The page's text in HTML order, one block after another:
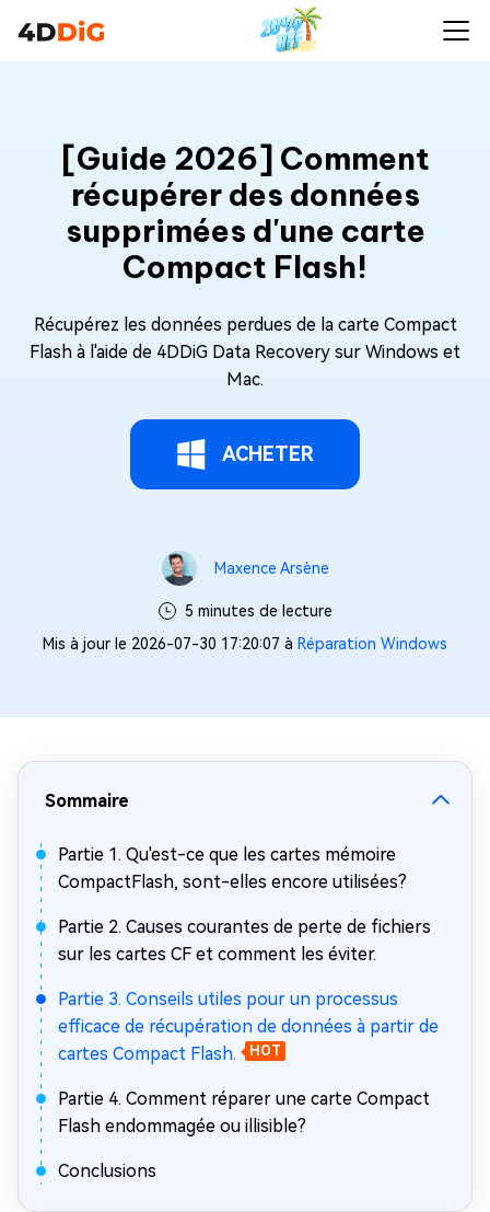
[Guide 2026] Comment
récupérer des données
supprimées d'une carte
Compact Flash!
Récupérez les données perdues de la carte Compact
Flash à l'aide de 4DDiG Data Recovery sur Windows et
Mac.
ACHETER
Maxence Arsène
5 minutes de lecture
Mis à jour le 2026-07-30 17:20:07 à Réparation Windows
Sommaire
Partie 1. Qu'est-ce que les cartes mémoire
CompactFlash, sont-elles encore utilisées?
Partie 2. Causes courantes de perte de fichiers
sur les cartes CF et comment les éviter.
Partie 3. Conseils utiles pour un processus
efficace de récupération de données à partir de
cartes Compact Flash.
HOT
Partie 4. Comment réparer une carte Compact
Flash endommagée ou illisible?
Conclusions